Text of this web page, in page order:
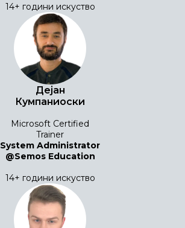
14+ години искуство
Дејан
Кумпаниоски
Microsoft Certified
Trainer
System Administrator
@Semos Education
14+ години искуство